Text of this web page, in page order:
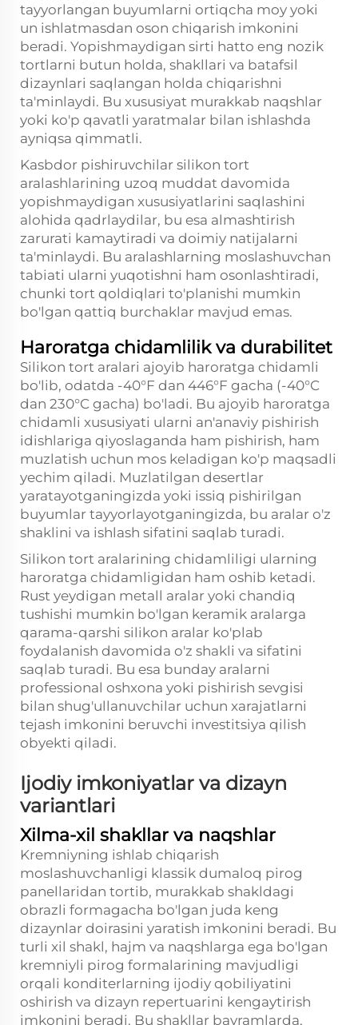
tayyorlangan buyumlarni ortiqcha moy yoki
un ishlatmasdan oson chiqarish imkonini
beradi. Yopishmaydigan sirti hatto eng nozik
tortlarni butun holda, shakllari va batafsil
dizaynlari saqlangan holda chiqarishni
ta'minlaydi. Bu xususiyat murakkab naqshlar
yoki ko'p qavatli yaratmalar bilan ishlashda
ayniqsa qimmatli.
Kasbdor pishiruvchilar silikon tort
aralashlarining uzoq muddat davomida
yopishmaydigan xususiyatlarini saqlashini
alohida qadrlaydilar, bu esa almashtirish
zarurati kamaytiradi va doimiy natijalarni
ta'minlaydi. Bu aralashlarning moslashuvchan
tabiati ularni yuqotishni ham osonlashtiradi,
chunki tort qoldiqlari to'planishi mumkin
bo'lgan qattiq burchaklar mavjud emas.
Haroratga chidamlilik va durabilitet
Silikon tort aralari ajoyib haroratga chidamli
bo'lib, odatda -40°F dan 446°F gacha (-40°C
dan 230°C gacha) bo'ladi. Bu ajoyib haroratga
chidamli xususiyati ularni an'anaviy pishirish
idishlariga qiyoslaganda ham pishirish, ham
muzlatish uchun mos keladigan ko'p maqsadli
yechim qiladi. Muzlatilgan desertlar
yaratayotganingizda yoki issiq pishirilgan
buyumlar tayyorlayotganingizda, bu aralar o'z
shaklini va ishlash sifatini saqlab turadi.
Silikon tort aralarining chidamliligi ularning
haroratga chidamligidan ham oshib ketadi.
Rust yeydigan metall aralar yoki chandiq
tushishi mumkin bo'lgan keramik aralarga
qarama-qarshi silikon aralar ko'plab
foydalanish davomida o'z shakli va sifatini
saqlab turadi. Bu esa bunday aralarni
professional oshxona yoki pishirish sevgisi
bilan shug'ullanuvchilar uchun xarajatlarni
tejash imkonini beruvchi investitsiya qilish
obyekti qiladi.
Ijodiy imkoniyatlar va dizayn
variantlari
Xilma-xil shakllar va naqshlar
Kremniyning ishlab chiqarish
moslashuvchanligi klassik dumaloq pirog
panellaridan tortib, murakkab shakldagi
obrazli formagacha bo'lgan juda keng
dizaynlar doirasini yaratish imkonini beradi. Bu
turli xil shakl, hajm va naqshlarga ega bo'lgan
kremniyli pirog formalarining mavjudligi
orqali konditerlarning ijodiy qobiliyatini
oshirish va dizayn repertuarini kengaytirish
imkonini beradi. Bu shakllar bayramlarda,